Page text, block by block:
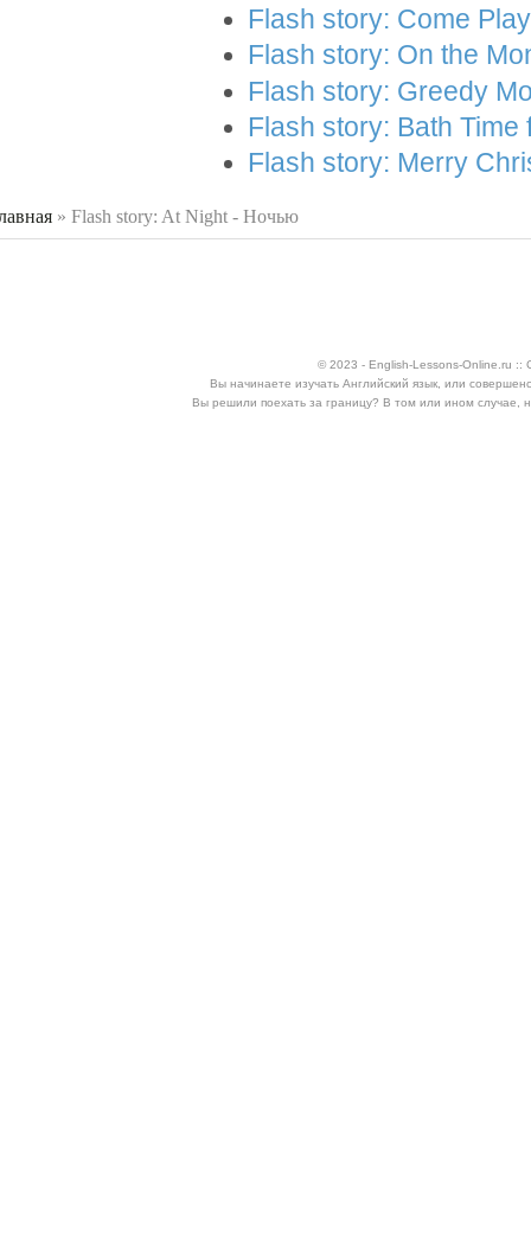
Flash story: Come
Flash story: On the
Flash story: Greedy
Flash story: Bath
Flash story: Merry
» Flash story: At Night - Ночью
© 2023 - English-Lessons-Online.ru ::
Вы начинаете изучать Английский язык, или
Вы решили поехать за границу? В том или ином случае,